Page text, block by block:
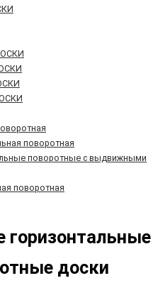
поворотная
поворотные с выдвижными
поворотная
горизонтальные
доски